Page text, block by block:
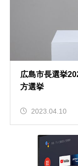
広島市長選挙
方選挙
2023.04.10